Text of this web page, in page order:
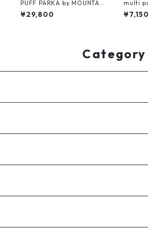
PUFF PARKA by MOUNTAI
N RESEARCH
¥29,800
multi
Y-
¥7,150
Category